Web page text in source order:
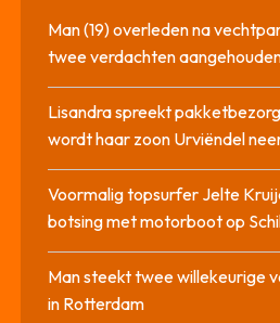
Man (19) overleden na
twee verdachten
Lisandra spreekt
wordt haar zoon Urviëndel
Voormalig topsurfer Jelte
botsing met motorboot op
Man steekt twee willekeurige
in Rotterdam